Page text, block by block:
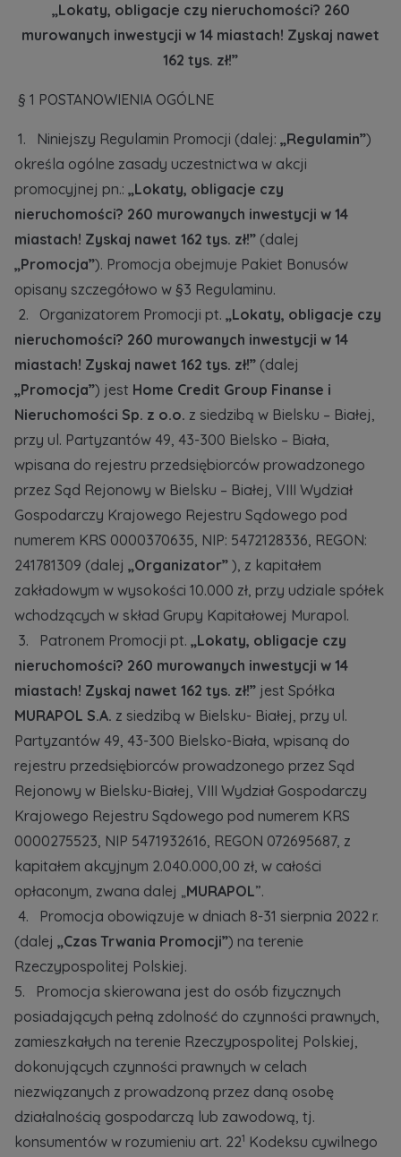
„Lokaty, obligacje czy nieruchomości? 260
murowanych inwestycji w 14 miastach! Zyskaj nawet
162 tys. zł!”
§ 1 POSTANOWIENIA OGÓLNE
1. Niniejszy Regulamin Promocji (dalej: „Regulamin”)
określa ogólne zasady uczestnictwa w akcji
promocyjnej pn.: „Lokaty, obligacje czy
nieruchomości? 260 murowanych inwestycji w 14
miastach! Zyskaj nawet 162 tys. zł!” (dalej
„Promocja”). Promocja obejmuje Pakiet Bonusów
opisany szczegółowo w §3 Regulaminu.
2. Organizatorem Promocji pt. „Lokaty, obligacje czy
nieruchomości? 260 murowanych inwestycji w 14
miastach! Zyskaj nawet 162 tys. zł!” (dalej
„Promocja”) jest Home Credit Group Finanse i
Nieruchomości Sp. z o.o. z siedzibą w Bielsku – Białej,
przy ul. Partyzantów 49, 43-300 Bielsko – Biała,
wpisana do rejestru przedsiębiorców prowadzonego
przez Sąd Rejonowy w Bielsku – Białej, VIII Wydział
Gospodarczy Krajowego Rejestru Sądowego pod
numerem KRS 0000370635, NIP: 5472128336, REGON:
241781309 (dalej „Organizator” ), z kapitałem
zakładowym w wysokości 10.000 zł, przy udziale spółek
wchodzących w skład Grupy Kapitałowej Murapol.
3. Patronem Promocji pt. „Lokaty, obligacje czy
nieruchomości? 260 murowanych inwestycji w 14
miastach! Zyskaj nawet 162 tys. zł!” jest Spółka
MURAPOL S.A. z siedzibą w Bielsku- Białej, przy ul.
Partyzantów 49, 43-300 Bielsko-Biała, wpisaną do
rejestru przedsiębiorców prowadzonego przez Sąd
Rejonowy w Bielsku-Białej, VIII Wydział Gospodarczy
Krajowego Rejestru Sądowego pod numerem KRS
0000275523, NIP 5471932616, REGON 072695687, z
kapitałem akcyjnym 2.040.000,00 zł, w całości
opłaconym, zwana dalej „MURAPOL”.
4. Promocja obowiązuje w dniach 8-31 sierpnia 2022 r.
(dalej „Czas Trwania Promocji”) na terenie
Rzeczypospolitej Polskiej.
5. Promocja skierowana jest do osób fizycznych
posiadających pełną zdolność do czynności prawnych,
zamieszkałych na terenie Rzeczypospolitej Polskiej,
dokonujących czynności prawnych w celach
niezwiązanych z prowadzoną przez daną osobę
działalnością gospodarczą lub zawodową, tj.
konsumentów w rozumieniu art. 221 Kodeksu cywilnego
Wybierz miasto
Imię i nazwisko
Telefon
E-mail
Zamawiam obsługę w języku ukraińskim (Замовляю
контакт українською мовою)
Wyrażam wszystkie zgody
Informujemy, że w trosce o najwyższą jakość i
Rozwiń
Wyrażam zgodę na otrzymywanie informacji
handlowych od...
Rozwiń
Każdej osobie przysługuje prawo dostępu do
treści swoich... *
Rozwiń
Zawiadomienia o nabyciu lub posiadaniu znacznego
pakietu akcji proszę wysyłać na
notyfikacje@murapol.pl
Skontaktuj się z nami
Телефон
Електронна пошта
Надаю всі згоди
Повідомляємо, що для забезпечення найвищої
якості... *
розширити
Даю згоду на отримання комерційної інформації
від...
Кожна особа має право отримати доступ до
розширити
Регламент надання електронних послуг товариством гк
Murapol
Зв’яжіться з нами
Wyrażam wszystkie zgody
Informujemy, że w trosce o najwyższą jakość i
Rozwiń
Wyrażam zgodę otrzymywanie informacji
handlowych od
Rozwiń
treści swoich... *
Rozwiń
Wyślij
Wyrażam wszystkie zgody
Informujemy, że w trosce o najwyższą jakość i
Rozwiń
Wyrażam zgodę otrzymywanie informacji
handlowych od
Rozwiń
treści swoich... *
Rozwiń
Wyślij